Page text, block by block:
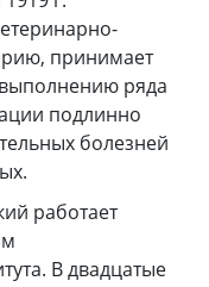
принимает
ряда
подлинно
болезней
работает
В двадцатые